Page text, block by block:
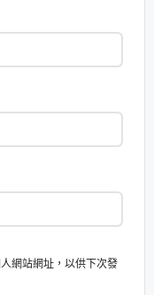
網站網址，以供下次發